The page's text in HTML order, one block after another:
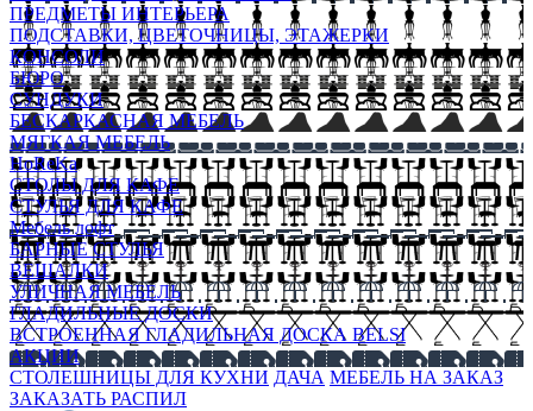
ПРЕДМЕТЫ ИНТЕРЬЕРА
ПОДСТАВКИ, ЦВЕТОЧНИЦЫ, ЭТАЖЕРКИ
КОНСОЛИ
БЮРО
СУНДУКИ
БЕСКАРКАСНАЯ МЕБЕЛЬ
МЯГКАЯ МЕБЕЛЬ
HoReKa
СТОЛЫ ДЛЯ КАФЕ
СТУЛЬЯ ДЛЯ КАФЕ
Мебель лофт
БАРНЫЕ СТУЛЬЯ
ВЕШАЛКИ
УЛИЧНАЯ МЕБЕЛЬ
ГЛАДИЛЬНЫЕ ДОСКИ
ВСТРОЕННАЯ ГЛАДИЛЬНАЯ ДОСКА BELSI
АКЦИИ
СТОЛЕШНИЦЫ ДЛЯ КУХНИ ДАЧА МЕБЕЛЬ НА ЗАКАЗ
ЗАКАЗАТЬ РАСПИЛ